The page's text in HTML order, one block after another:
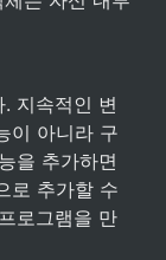
지속적인 변
이 아니라 구
을 추가하면
로 추가할 수
로그램을 만